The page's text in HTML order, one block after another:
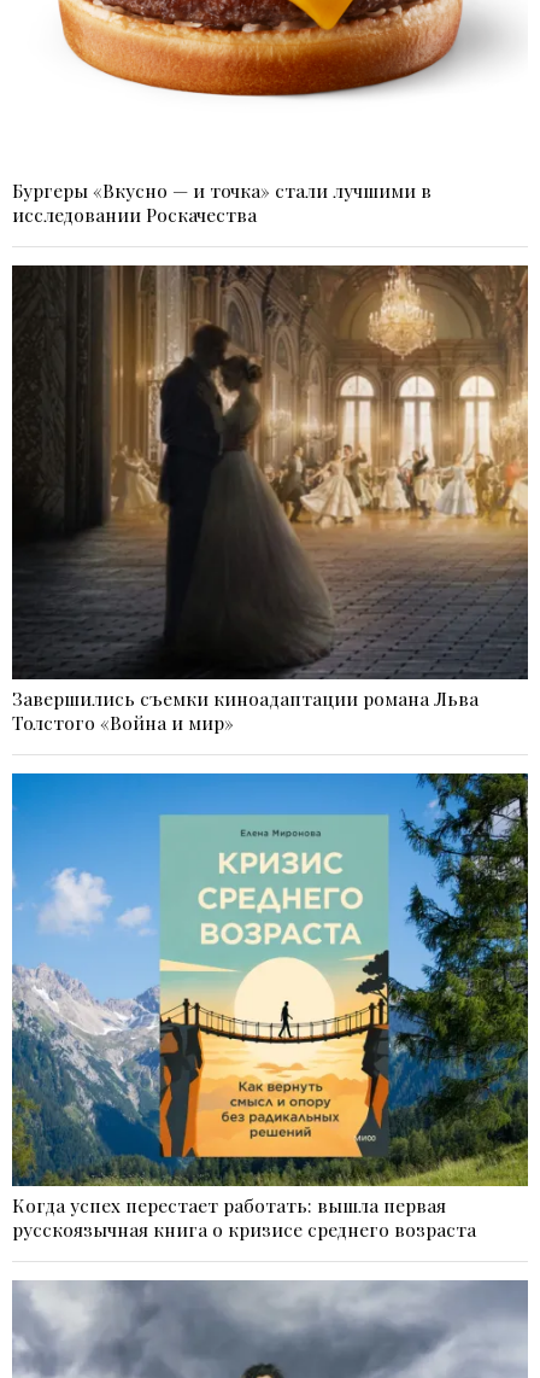
Бургеры «Вкусно — и точка» стали лучшими в
исследовании Роскачества
Завершились съемки киноадаптации романа Льва
Толстого «Война и мир»
Когда успех перестает работать: вышла первая
русскоязычная книга о кризисе среднего возраста